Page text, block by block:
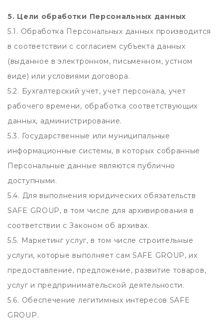
5. Цели обработки Персональных данных
5.1. Обработка Персональных данных производится
в соответствии с согласием субъекта данных
(выданное в электронном, письменном, устном
виде) или условиями договора.
5.2. Бухгалтерский учет, учет персонала, учет
рабочего времени, обработка соответствующих
данных, администрирование.
5.3. Государственные или муниципальные
информационные системы, в которых собранные
Персональные данные являются публично
доступными.
5.4. Для выполнения юридических обязательств
SAFE GROUP, в том числе для архивирования в
соответствии с Законом об архивах.
5.5. Маркетинг услуг, в том числе строительные
услуги, которые выполняет сам SAFE GROUP, их
предоставление, предложение, развитие товаров,
услуг и предпринимательской деятельности.
5.6. Обеспечение легитимных интересов SAFE
GROUP.